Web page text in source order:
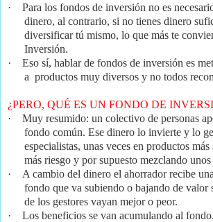
·
Para los fondos de inversión no es
dinero, al contrario, si no tienes dinero
diversificar tú mismo, lo que más te
Inversión.
·
Eso sí, hablar de fondos de inversión es
a productos muy diversos y no todos
¿PERO, QUÉ ES UN FONDO DE
·
Muy resumido: un colectivo de personas
fondo común. Ese dinero lo invierte y lo
especialistas, unas veces en productos
más riesgo y por supuesto mezclando
·
A cambio del dinero el ahorrador recibe
fondo que va subiendo o bajando de valor
de los gestores vayan mejor o peor.
·
Los beneficios se van acumulando al